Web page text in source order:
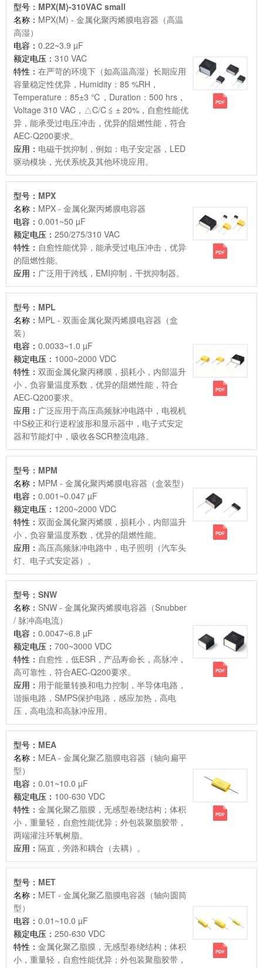
型号： MPX(M)-310VAC small
名称： MPX(M) - 金属化聚丙烯膜电容器（高温
高湿）
电容： 0.22~3.9 µF
额定电压： 310 VAC
特性： 在严苛的环境下（如高温高湿）长期应用
容量稳定性优异，Humidity：85 %RH，
Temperature：85±3 ℃，Duration：500 hrs，
Voltage 310 VAC，△C/C ≦ ± 20%，自愈性能优
异，能承受过电压冲击，优异的阻燃性能，符合
AEC-Q200要求。
应用： 电磁干扰抑制，例如：电子安定器，LED
驱动模块，光伏系统及其他环境应用。
型号： MPX
名称： MPX - 金属化聚丙烯膜电容器
电容： 0.001~50 µF
额定电压： 250/275/310 VAC
特性： 自愈性能优异，能承受过电压冲击，优异
的阻燃性能。
应用： 广泛用于跨线，EMI抑制，干扰抑制器。
型号： MPL
名称： MPL - 双面金属化聚丙烯膜电容器（盒
装）
电容： 0.0033~1.0 µF
额定电压： 1000~2000 VDC
特性： 双面金属化聚丙稀膜，损耗小，内部温升
小，负容量温度系数，优异的阻燃性能，符合
AEC-Q200要求。
应用： 广泛应用于高压高频脉冲电路中，电视机
中S校正和行逆程波形和显示器中，电子式安定
器和节能灯中，吸收各SCR整流电路。
型号： MPM
名称： MPM - 金属化聚丙烯膜电容器（盒装型）
电容： 0.001~0.047 µF
额定电压： 1200~2000 VDC
特性： 双面金属化聚丙烯膜，损耗小，内部温升
小，负容量温度系数，优异的阻燃性能。
应用： 高压高频脉冲电路中，电子照明（汽车头
灯、电子式安定器）。
型号： SNW
名称： SNW - 金属化聚丙烯膜电容器（Snubber
/ 脉冲高电流）
电容： 0.0047~6.8 µF
额定电压： 700~3000 VDC
特性： 自愈性，低ESR，产品寿命长，高脉冲，
高可靠性，符合AEC-Q200要求。
应用： 用于能量转换和电力控制，半导体电路，
谐振电路，SMPS保护电路，感应加热，高电
压，高电流和高脉冲应用。
型号： MEA
名称： MEA - 金属化聚乙脂膜电容器（轴向扁平
型）
电容： 0.01~10.0 µF
额定电压： 100-630 VDC
特性： 金属化聚乙脂膜，无感型卷绕结构；体积
小，重量轻，自愈性能优异；外包装聚脂胶带，
两端灌注环氧树脂。
应用： 隔直，旁路和耦合（去耦）。
型号： MET
名称： MET - 金属化聚乙脂膜电容器（轴向圆筒
型）
电容： 0.01~10.0 µF
额定电压： 250-630 VDC
特性： 金属化聚乙脂膜，无感型卷绕结构；体积
小，重量轻，自愈性能优异；外包装聚脂胶带，